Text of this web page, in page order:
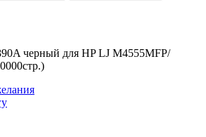
черный для HP LJ M4555MFP/